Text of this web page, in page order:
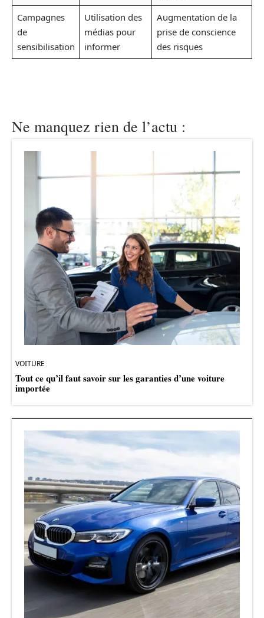
Campagnes
de
sensibilisation
Utilisation des
médias pour
informer
Augmentation de la
prise de conscience
des risques
Ne manquez rien de l’actu :
VOITURE
Tout ce qu’il faut savoir sur les garanties d’une voiture
importée